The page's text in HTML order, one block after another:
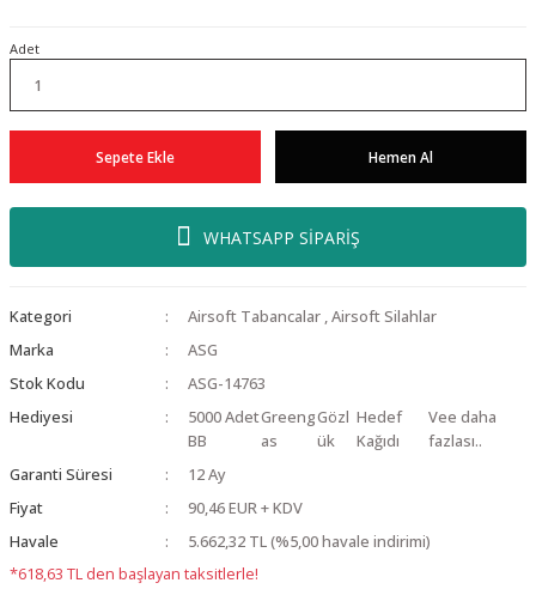
Adet
Sepete Ekle Hemen Al
WHATSAPP SİPARİŞ
Kategori Airsoft Tabancalar ,Airsoft Silahlar
Marka
ASG
Stok Kodu
ASG-14763
Hediyesi
5000 Adet
BB
Greeng
as
Gözl
ük
Hedef
Kağıdı
Vee daha
fazlası..
Garanti Süresi
12 Ay
Fiyat
90,46 EUR + KDV
Havale
5.662,32 TL (%5,00 havale indirimi)
*618,63 TL den başlayan taksitlerle!